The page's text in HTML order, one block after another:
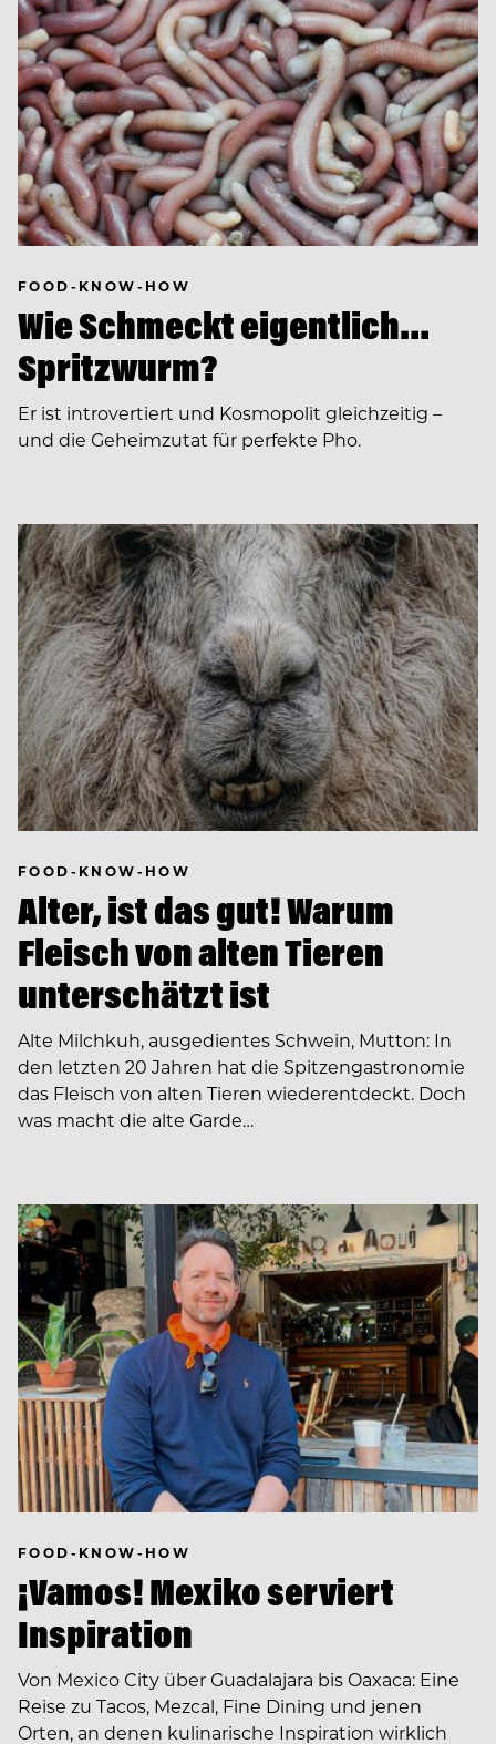
FOOD-KNOW-HOW
Wie Schmeckt eigentlich…
Spritzwurm?
Er ist introvertiert und Kosmopolit gleichzeitig –
und die Geheimzutat für perfekte Pho.
FOOD-KNOW-HOW
Alter, ist das gut! Warum
Fleisch von alten Tieren
unterschätzt ist
Alte Milchkuh, ausgedientes Schwein, Mutton: In
den letzten 20 Jahren hat die Spitzengastronomie
das Fleisch von alten Tieren wiederentdeckt. Doch
was macht die alte Garde…
FOOD-KNOW-HOW
¡Vamos! Mexiko serviert
Inspiration
Von Mexico City über Guadalajara bis Oaxaca: Eine
Reise zu Tacos, Mezcal, Fine Dining und jenen
Orten, an denen kulinarische Inspiration wirklich